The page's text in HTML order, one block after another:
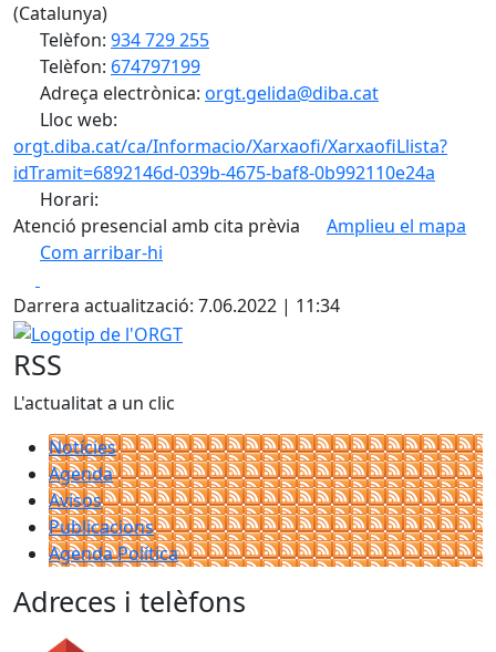
(Catalunya)
Telèfon: 934 729 255
Telèfon: 674797199
Adreça electrònica: orgt.gelida@diba.cat
Lloc web:
orgt.diba.cat/ca/Informacio/Xarxaofi/XarxaofiLlista?
idTramit=6892146d-039b-4675-baf8-0b992110e24a
Horari:
Atenció presencial amb cita prèvia
Amplieu el mapa
Com arribar-hi
+
−
Darrera actualització: 7.06.2022 | 11:34
Logotip de l'ORGT
RSS
L'actualitat a un clic
Notícies
Agenda
Avisos
Publicacions
Agenda Política
Adreces i telèfons